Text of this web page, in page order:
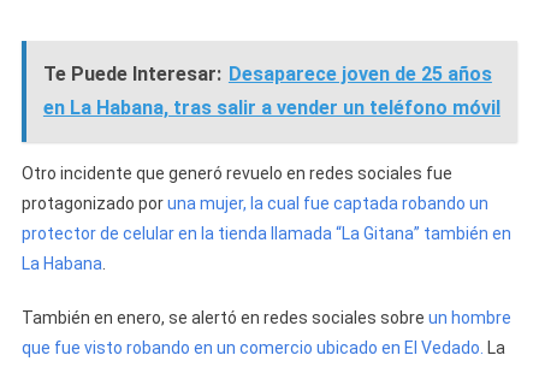
Te Puede Interesar: Desaparece joven de 25 años
en La Habana, tras salir a vender un teléfono móvil
Otro incidente que generó revuelo en redes sociales fue
protagonizado poruna mujer, la cual fue captada robando un
protector de celular en la tienda llamada “La Gitana” también en
La Habana.
También en enero, se alertó en redes sociales sobre un hombre
que fue visto robando en un comercio ubicado en El Vedado. La